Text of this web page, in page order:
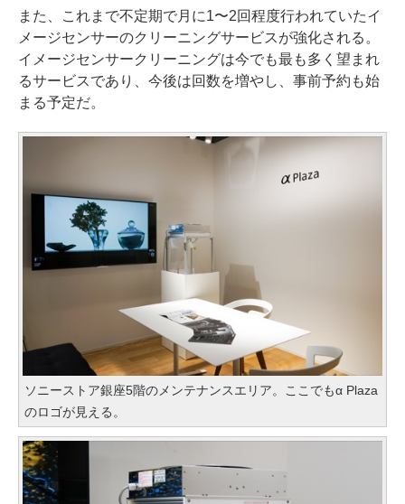
また、これまで不定期で月に1〜2回程度行われていたイ
メージセンサーのクリーニングサービスが強化される。
イメージセンサークリーニングは今でも最も多く望まれ
るサービスであり、今後は回数を増やし、事前予約も始
まる予定だ。
ソニーストア銀座5階のメンテナンスエリア。ここでもα Plaza
のロゴが見える。